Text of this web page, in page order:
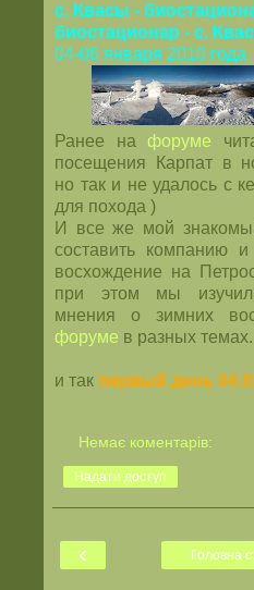
с. Квасы -
биостационар - с.
04-06 января 2010 года
Ранее на форуме
посещения Карпат в
но так и не удалось с
для похода )
И все же мой
составить компанию
восхождение на
при этом мы
мнения о зимних
форуме в разных темах.
и так первый день
Немає коментарів:
Надати доступ
‹ Головна